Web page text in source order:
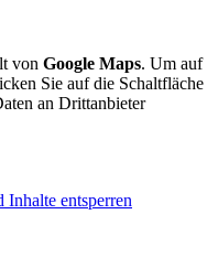
von Google Maps. Um auf
Sie auf die Schaltfläche
an Drittanbieter
entsperren